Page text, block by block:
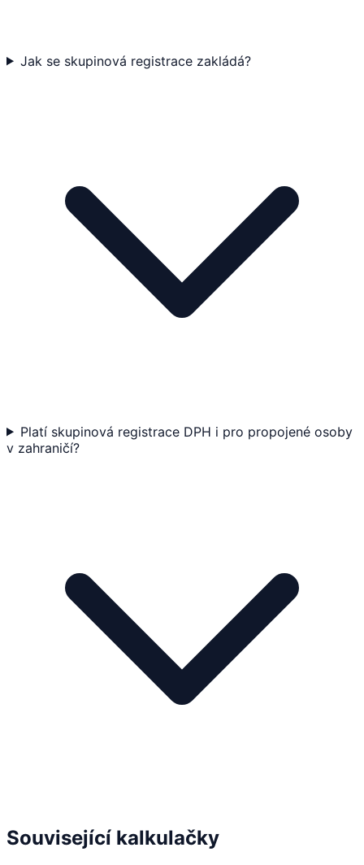
Jak se skupinová registrace zakládá?
Platí skupinová registrace DPH i pro propojené osoby
v zahraničí?
Související kalkulačky